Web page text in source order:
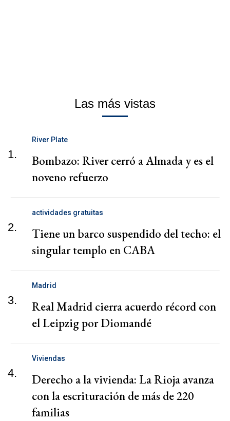
Las más vistas
1.
River Plate
Bombazo: River cerró a Almada y es el
noveno refuerzo
2.
actividades gratuitas
Tiene un barco suspendido del techo: el
singular templo en CABA
3.
Madrid
Real Madrid cierra acuerdo récord con
el Leipzig por Diomandé
4.
Viviendas
Derecho a la vivienda: La Rioja avanza
con la escrituración de más de 220
familias